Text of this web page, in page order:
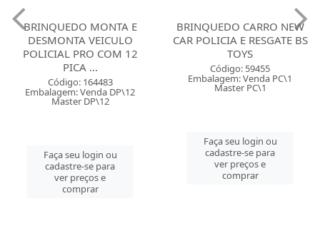
BRINQUEDO MONTA E
DESMONTA VEICULO
POLICIAL PRO COM 12
PICA ...
Código: 164483
Embalagem: Venda DP\12
Master DP\12
Faça seu login ou
cadastre-se para
ver preços e
comprar
BRINQUEDO CARRO NEW
CAR POLICIA E RESGATE BS
TOYS
Código: 59455
Embalagem: Venda PC\1
Master PC\1
Faça seu login ou
cadastre-se para
ver preços e
comprar